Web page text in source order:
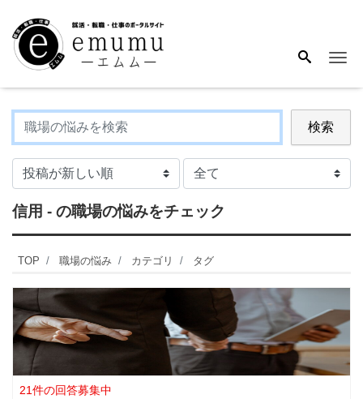
検索
信用 - の職場の悩みをチェック
TOP 職場の悩み カテゴリ タグ
21件の回答募集中